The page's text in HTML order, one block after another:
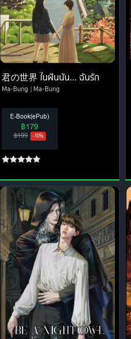
君の世界 ในฝันนั้น... ฉันรัก
Ma-Bung Ma-Bung
E-Book(ePub)
฿179
฿199 -10%